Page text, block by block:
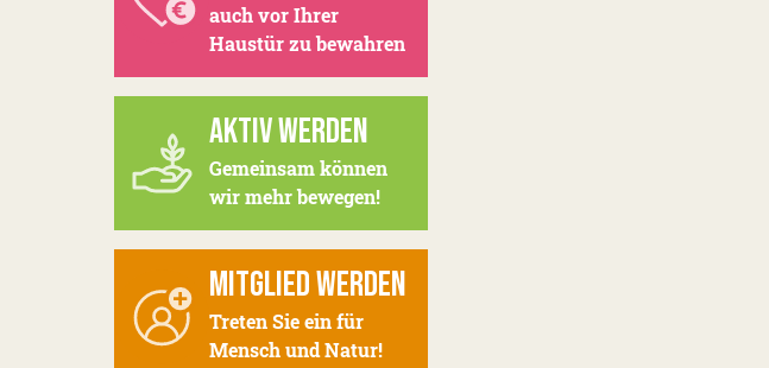
auch vor Ihrer
Haustür zu bewahren
AKTIV WERDEN
Gemeinsam können
wir mehr bewegen!
MITGLIED WERDEN
Treten Sie ein für
Mensch und Natur!